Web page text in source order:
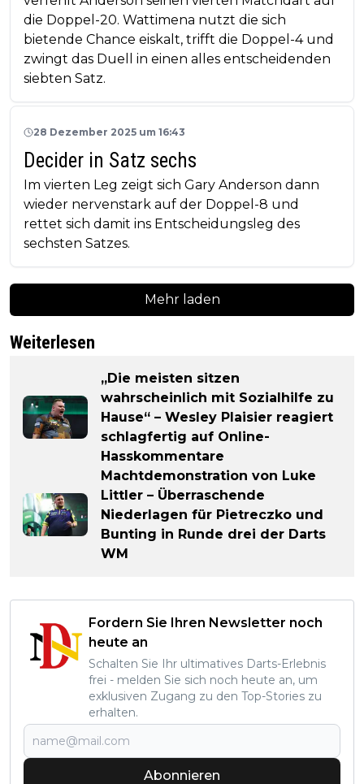
die Doppel-20. Wattimena nutzt die sich
bietende Chance eiskalt, trifft die Doppel-4 und
zwingt das Duell in einen alles entscheidenden
siebten Satz.
28 Dezember 2025 um 16:43
Decider in Satz sechs
Im vierten Leg zeigt sich Gary Anderson dann
wieder nervenstark auf der Doppel-8 und
rettet sich damit ins Entscheidungsleg des
sechsten Satzes.
Mehr laden
Weiterlesen
„Die meisten sitzen
wahrscheinlich mit Sozialhilfe zu
Hause“ – Wesley Plaisier reagiert
schlagfertig auf Online-
Hasskommentare
Machtdemonstration von Luke
Littler – Überraschende
Niederlagen für Pietreczko und
Bunting in Runde drei der Darts
WM
Fordern Sie Ihren Newsletter noch
heute an
Schalten Sie Ihr ultimatives Darts-Erlebnis
frei - melden Sie sich noch heute an, um
exklusiven Zugang zu den Top-Stories zu
erhalten.
Abonnieren